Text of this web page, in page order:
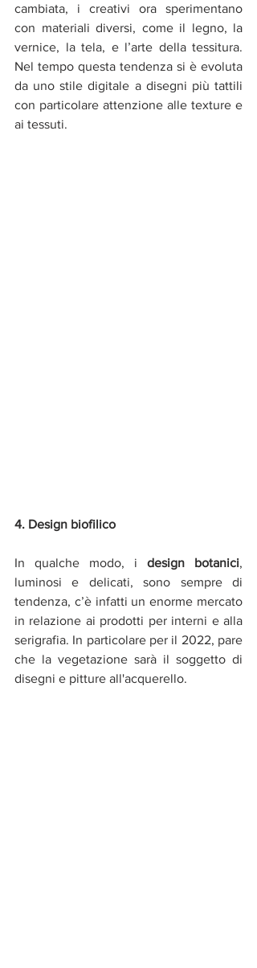
cambiata, i creativi ora sperimentano
con materiali diversi, come il legno, la
vernice, la tela, e l’arte della tessitura.
Nel tempo questa tendenza si è evoluta
da uno stile digitale a disegni più tattili
con particolare attenzione alle texture e
ai tessuti.
4. Design biofilico
In qualche modo, i design botanici,
luminosi e delicati, sono sempre di
tendenza, c’è infatti un enorme mercato
in relazione ai prodotti per interni e alla
serigrafia. In particolare per il 2022, pare
che la vegetazione sarà il soggetto di
disegni e pitture all'acquerello.